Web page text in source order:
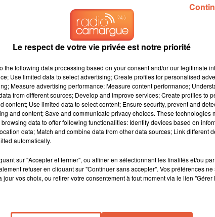
d'une poutre dans un immeuble, mercredi
Fusterie à Avignon ont été brutalement réveillés par
au premier étage. Le plancher s’est affaissé de près de 15
et à donner l'alerte. Les pompiers intervenus sur
Le respect de votre vie privée est notre priorité
the following data processing based on your consent and/or our legitimate
Use limited data to select advertising; Create profiles for personalised
Measure advertising performance; Measure content performance;
from different sources; Develop and improve services; Create profiles to
content; Use limited data to select content; Ensure security, prevent and
and content; Save and communicate privacy choices. These technologies
data to offer following functionalities: Identify devices based on
data; Match and combine data from other data sources; Link different
automatically.
sur "Accepter et fermer", ou affiner en sélectionnant les finalités et/ou
refuser en cliquant sur "Continuer sans accepter". Vos préférences
jour vos choix, ou retirer votre consentement à tout moment via le lien